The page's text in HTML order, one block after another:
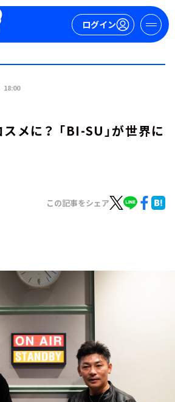
ログイン
ズ
18:00
メに？ 「BI-SU」が世界に
この記事をシェア